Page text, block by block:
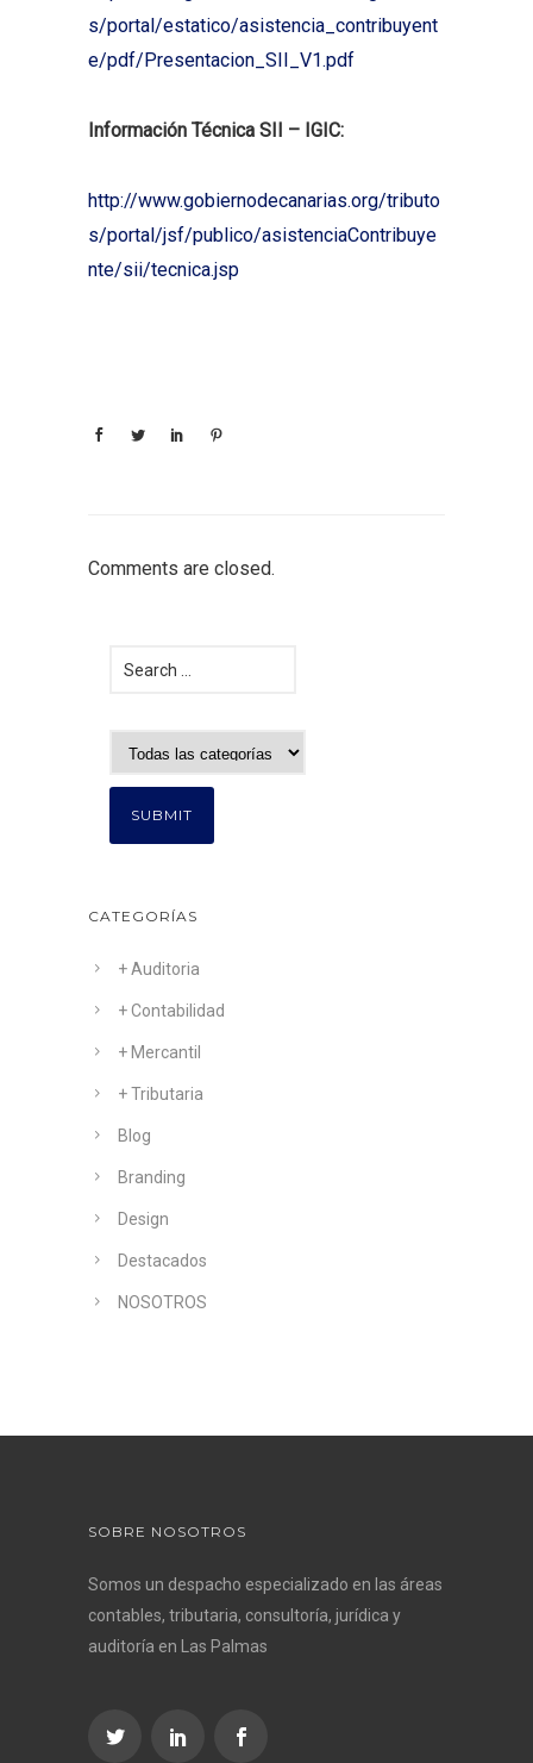
s/portal/estatico/asistencia_contribuyent
e/pdf/Presentacion_SII_V1.pdf
Información Técnica SII – IGIC:
http://www.gobiernodecanarias.org/tributo
s/portal/jsf/publico/asistenciaContribuye
nte/sii/tecnica.jsp
Comments are closed.
CATEGORÍAS
+ Auditoria
+ Contabilidad
+ Mercantil
+ Tributaria
Blog
Branding
Design
Destacados
NOSOTROS
SOBRE NOSOTROS
Somos un despacho especializado en las áreas
contables, tributaria, consultoría, jurídica y
auditoría en Las Palmas